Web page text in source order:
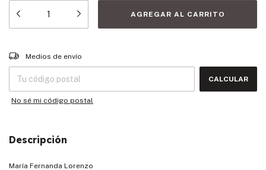
Entregas para el CP:
Medios de envío
CALCULAR
No sé mi código postal
Descripción
María Fernanda Lorenzo